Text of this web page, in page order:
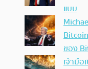
แบบ
ของ
เจ้ามื